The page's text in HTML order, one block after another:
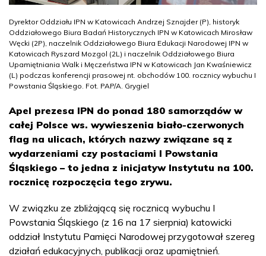
Dyrektor Oddziału IPN w Katowicach Andrzej Sznajder (P), historyk
Oddziałowego Biura Badań Historycznych IPN w Katowicach Mirosław
Węcki (2P), naczelnik Oddziałowego Biura Edukacji Narodowej IPN w
Katowicach Ryszard Mozgol (2L) i naczelnik Oddziałowego Biura
Upamiętniania Walk i Męczeństwa IPN w Katowicach Jan Kwaśniewicz
(L) podczas konferencji prasowej nt. obchodów 100. rocznicy wybuchu I
Powstania Śląskiego. Fot. PAP/A. Grygiel
Apel prezesa IPN do ponad 180 samorządów w
całej Polsce ws. wywieszenia biało-czerwonych
flag na ulicach, których nazwy związane są z
wydarzeniami czy postaciami I Powstania
Śląskiego – to jedna z inicjatyw Instytutu na 100.
rocznicę rozpoczęcia tego zrywu.
W związku ze zbliżającą się rocznicą wybuchu I
Powstania Śląskiego (z 16 na 17 sierpnia) katowicki
oddział Instytutu Pamięci Narodowej przygotował szereg
działań edukacyjnych, publikacji oraz upamiętnień.